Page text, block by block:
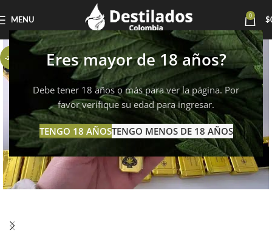
Eres mayor de 18 años?
Debe tener 18 años o más para ver la página. Por
favor verifique su edad para ingresar.
TENGO 18 AÑOSTENGO MENOS DE 18 AÑOS
MENU 0 $
-21%